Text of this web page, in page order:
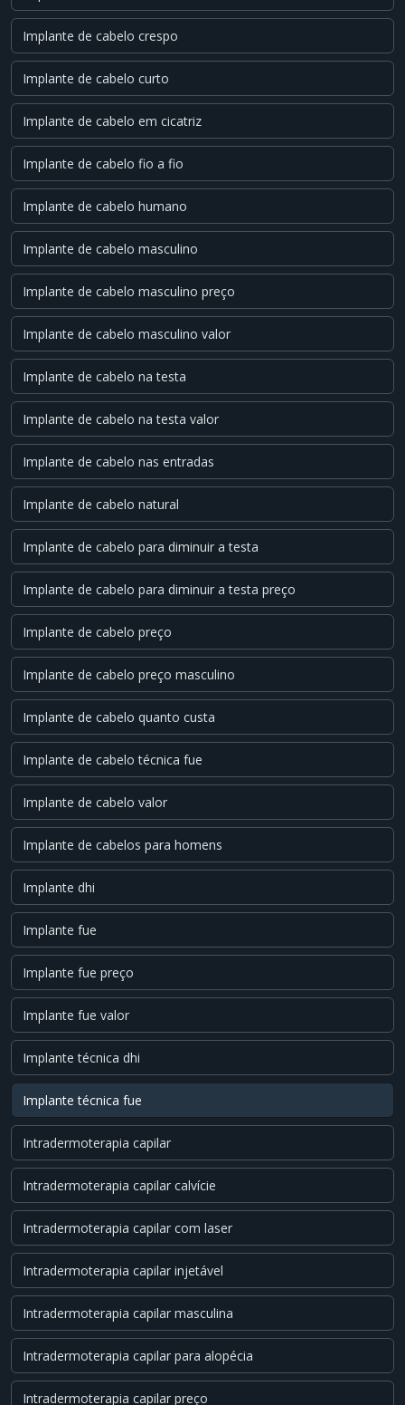
Implante de cabelo crespo
Implante de cabelo curto
Implante de cabelo em cicatriz
Implante de cabelo fio a fio
Implante de cabelo humano
Implante de cabelo masculino
Implante de cabelo masculino preço
Implante de cabelo masculino valor
Implante de cabelo na testa
Implante de cabelo na testa valor
Implante de cabelo nas entradas
Implante de cabelo natural
Implante de cabelo para diminuir a testa
Implante de cabelo para diminuir a testa preço
Implante de cabelo preço
Implante de cabelo preço masculino
Implante de cabelo quanto custa
Implante de cabelo técnica fue
Implante de cabelo valor
Implante de cabelos para homens
Implante dhi
Implante fue
Implante fue preço
Implante fue valor
Implante técnica dhi
Implante técnica fue
Intradermoterapia capilar
Intradermoterapia capilar calvície
Intradermoterapia capilar com laser
Intradermoterapia capilar injetável
Intradermoterapia capilar masculina
Intradermoterapia capilar para alopécia
Intradermoterapia capilar preço